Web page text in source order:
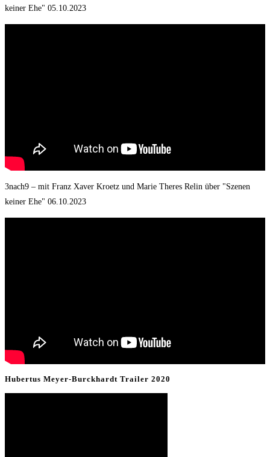
keiner Ehe" 05.10.2023
3nach9 – mit Franz Xaver Kroetz und Marie Theres Relin über "Szenen
keiner Ehe" 06.10.2023
Hubertus Meyer-Burckhardt Trailer 2020